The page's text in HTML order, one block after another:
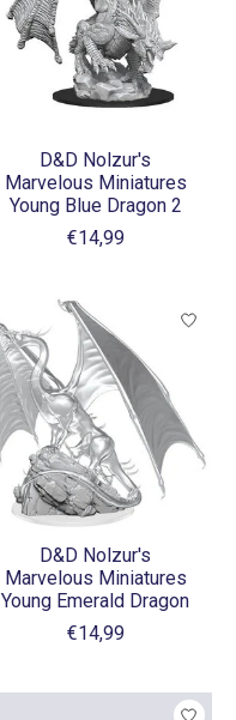
D&D Nolzur's
Marvelous Miniatures
Young Blue Dragon 2
€14,99
D&D Nolzur's
Marvelous Miniatures
Young Emerald Dragon
€14,99